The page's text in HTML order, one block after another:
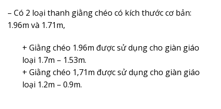
– Có 2 loại thanh giằng chéo có kích thước cơ bản:
1.96m và 1.71m,
+ Giằng chéo 1.96m được sử dụng cho giàn giáo
loại 1.7m – 1.53m.
+ Giằng chéo 1,71m được sử dụng cho giàn giáo
loại 1.2m – 0.9m.